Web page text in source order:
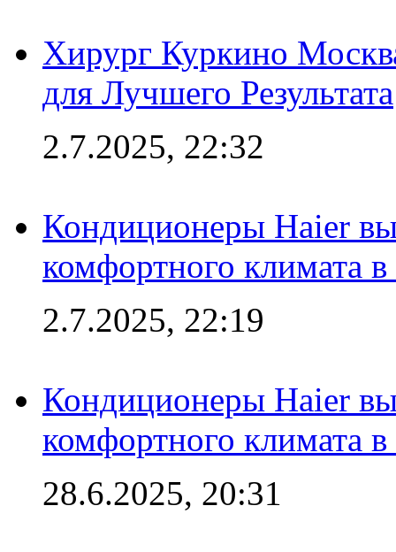
Хирург Куркино
для Лучшего Результата
2.7.2025, 22:32
Кондиционеры Haier
комфортного климата
2.7.2025, 22:19
Кондиционеры Haier
комфортного климата
28.6.2025, 20:31